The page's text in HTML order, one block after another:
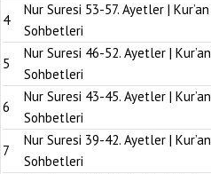
4
Nur Suresi 53-57. Ayetler | Kur’an
Sohbetleri
5
Nur Suresi 46-52. Ayetler | Kur’an
Sohbetleri
6
Nur Suresi 43-45. Ayetler | Kur’an
Sohbetleri
7
Nur Suresi 39-42. Ayetler | Kur’an
Sohbetleri